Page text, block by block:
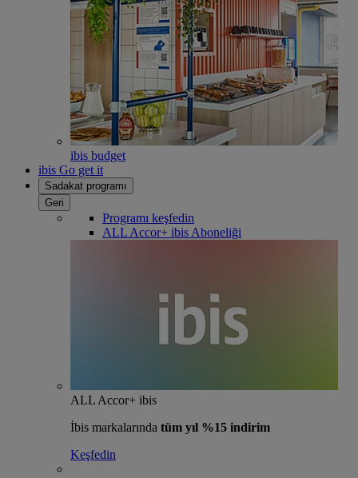
ibis budget
ibis Go get it
Sadakat programı
Geri
Programı keşfedin
ALL Accor+ ibis Aboneliği
ALL Accor+ ibis
İbis markalarında tüm yıl %15 indirim
Keşfedin